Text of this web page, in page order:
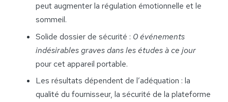
peut augmenter la régulation émotionnelle et le
sommeil.
Solide dossier de sécurité : 0 événements
indésirables graves dans les études à ce jour
pour cet appareil portable.
Les résultats dépendent de l’adéquation : la
qualité du fournisseur, la sécurité de la plateforme